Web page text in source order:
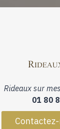
Rideaux sur
01 80